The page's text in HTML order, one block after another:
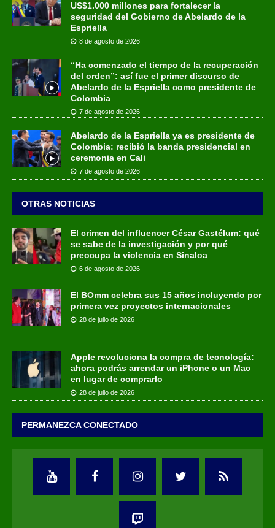
US$1.000 millones para fortalecer la
seguridad del Gobierno de Abelardo de la
Espriella
8 de agosto de 2026
“Ha comenzado el tiempo de la recuperación
del orden”: así fue el primer discurso de
Abelardo de la Espriella como presidente de
Colombia
7 de agosto de 2026
Abelardo de la Espriella ya es presidente de
Colombia: recibió la banda presidencial en
ceremonia en Cali
7 de agosto de 2026
OTRAS NOTICIAS
El crimen del influencer César Gastélum: qué
se sabe de la investigación y por qué
preocupa la violencia en Sinaloa
6 de agosto de 2026
El BOmm celebra sus 15 años incluyendo por
primera vez proyectos internacionales
28 de julio de 2026
Apple revoluciona la compra de tecnología:
ahora podrás arrendar un iPhone o un Mac
en lugar de comprarlo
28 de julio de 2026
PERMANEZCA CONECTADO